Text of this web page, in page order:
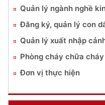
Quản lý ngành nghề
Đăng ký, quản lý con
Quản lý xuất nhập
Phòng cháy chữa cháy
Đơn vị thực hiện